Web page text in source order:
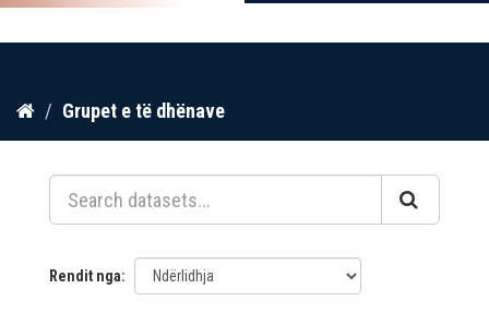
Kalo
përmbajtja
Grupet e të dhënave
Rendit nga